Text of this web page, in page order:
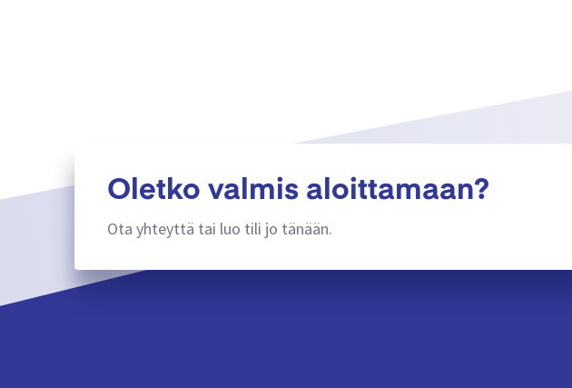
Oletko valmis aloittamaan?
Ota yhteyttä tai luo tili jo tänään.